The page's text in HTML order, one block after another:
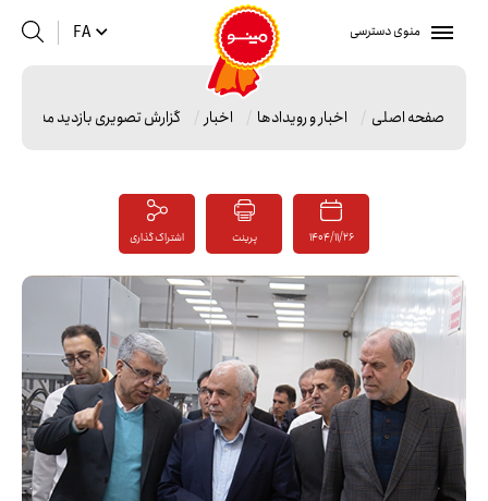
منوی دسترسی FA
صفحه اصلی اخبار و رویدادها اخبار گزارش تصویری بازدید
1404/11/26 پرینت اشتراک گذاری